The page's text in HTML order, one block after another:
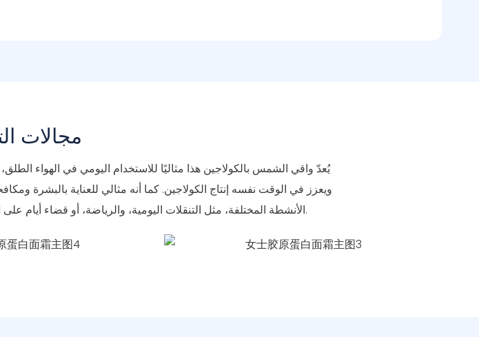
مجالات
يُعدّ واقي الشمس بالكولاجين هذا مثاليًا للاستخدام اليومي في الهواء
الأنشطة المختلفة، مثل التنقلات اليومية، والرياضة، أو قضاء أيام على الشاطئ، ليضمن لكِ بشرة شابة ونضرة في أي وقت وأي مكان.